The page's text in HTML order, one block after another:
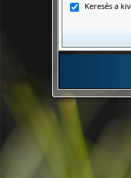
Keresés a